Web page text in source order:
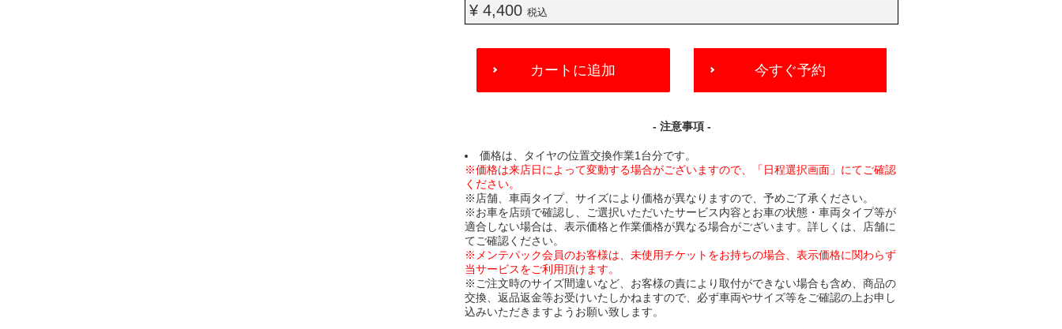
¥ 4,400税込
ADD
CART
カートに追加 今すぐ予約
- 注意事項 -
価格は、タイヤの位置交換作業1台分です。
※価格は来店日によって変動する場合がございますので、「日程選択画面」にてご確認
ください。
※店舗、車両タイプ、サイズにより価格が異なりますので、予めご了承ください。
※お車を店頭で確認し、ご選択いただいたサービス内容とお車の状態・車両タイプ等が
適合しない場合は、表示価格と作業価格が異なる場合がございます。詳しくは、店舗に
てご確認ください。
※メンテパック会員のお客様は、未使用チケットをお持ちの場合、表示価格に関わらず
当サービスをご利用頂けます。
※ご注文時のサイズ間違いなど、お客様の責により取付ができない場合も含め、商品の
交換、返品返金等お受けいたしかねますので、必ず車両やサイズ等をご確認の上お申し
込みいただきますようお願い致します。